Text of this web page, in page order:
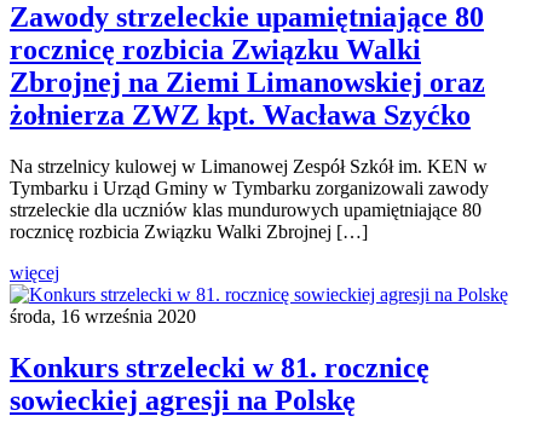
Zawody strzeleckie upamiętniające 80
rocznicę rozbicia Związku Walki
Zbrojnej na Ziemi Limanowskiej oraz
żołnierza ZWZ kpt. Wacława Szyćko
Na strzelnicy kulowej w Limanowej Zespół Szkół im. KEN w
Tymbarku i Urząd Gminy w Tymbarku zorganizowali zawody
strzeleckie dla uczniów klas mundurowych upamiętniające 80
rocznicę rozbicia Związku Walki Zbrojnej […]
więcej
środa, 16 września 2020
Konkurs strzelecki w 81. rocznicę
sowieckiej agresji na Polskę